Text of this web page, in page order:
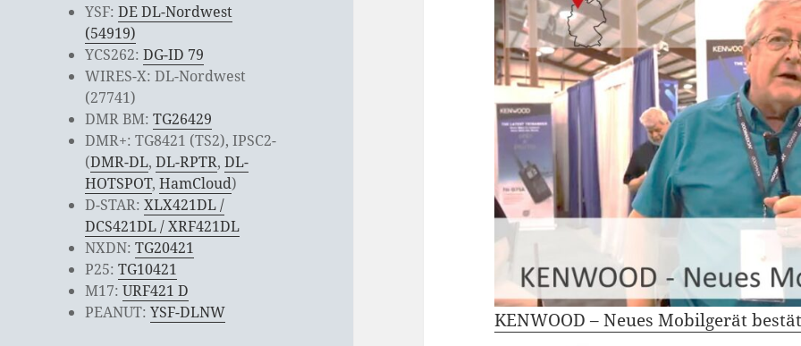
YSF:DE DL-Nordwest
(54919)
YCS262:DG-ID 79
WIRES-X: DL-Nordwest
(27741)
DMR BM:TG26429
DMR+: TG8421 (TS2), IPSC2-
(DMR-DL,DL-RPTR,DL-
HOTSPOT,HamCloud)
D-STAR:XLX421DL /
DCS421DL / XRF421DL
NXDN:TG20421
P25:TG10421
M17:URF421 D
PEANUT:YSF-DLNW KENWOOD – Neues Mobilgerät